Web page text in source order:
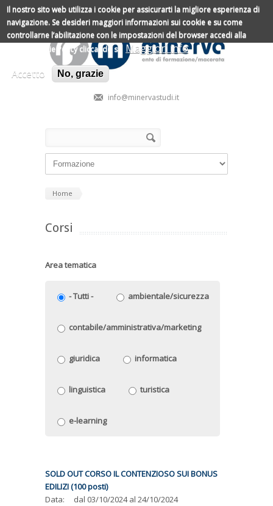
Il nostro sito web utilizza i cookie per assicurarti la migliore esperienza di
navigazione. Se desideri maggiori informazioni sui cookie e su come
controllarne l’abilitazione con le impostazioni del browser accedi alla
nostra Cookie Policy cliccando su
Maggiori info
Accetto
No, grazie
Salta al contenuto principale
info@minervastudi.it
Home
Corsi
Area tematica
- Tutti - ambientale/sicurezza
contabile/amministrativa/marketing
giuridica informatica
linguistica turistica
e-learning
SOLD OUT CORSO IL CONTENZIOSO SUI BONUS
EDILIZI (100 posti)
Data:
dal 03/10/2024al 24/10/2024